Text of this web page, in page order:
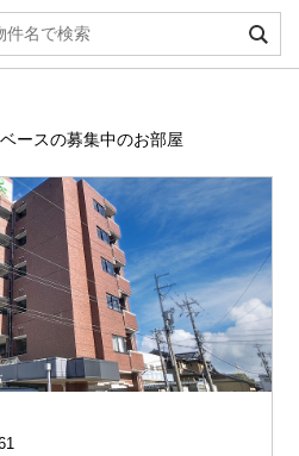
ースの募集中のお部屋